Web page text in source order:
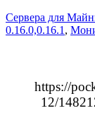
Сервера для
0.16.0,0.16.1 ,
https://
12/